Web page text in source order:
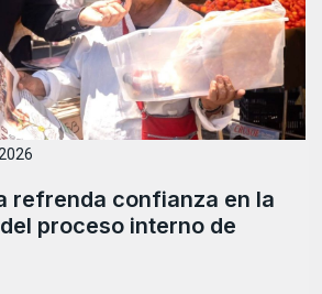
refrenda confianza en la
proceso interno de